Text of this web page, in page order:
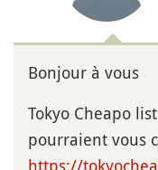
Bonjour à vous
Tokyo Cheapo
pourraient vous
https://